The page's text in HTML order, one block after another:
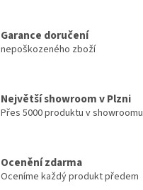
Garance doručení
nepoškozeného zboží
Největší showroom v Plzni
Přes 5000 produktu v showroomu
Ocenění zdarma
Oceníme každý produkt předem